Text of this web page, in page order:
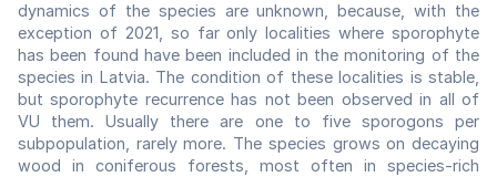
dynamics of the species are unknown, because, with the
exception of 2021, so far only localities where sporophyte
has been found have been included in the monitoring of the
species in Latvia. The condition of these localities is stable,
but sporophyte recurrence has not been observed in all of
VU them. Usually there are one to five sporogons per
subpopulation, rarely more. The species grows on decaying
wood in coniferous forests, most often in species-rich